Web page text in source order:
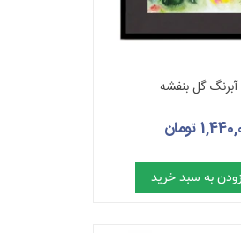
آبرنگ گل بنفشه
تومان
به سبد خرید